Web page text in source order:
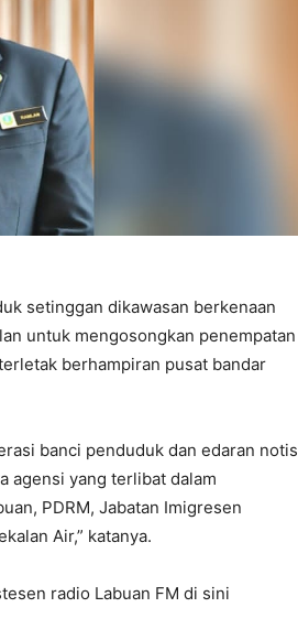
setinggan dikawasan berkenaan
untuk mengosongkan penempatan
berhampiran pusat bandar
banci penduduk dan edaran notis
agensi yang terlibat dalam
PDRM, Jabatan Imigresen
Air,” katanya.
radio Labuan FM di sini